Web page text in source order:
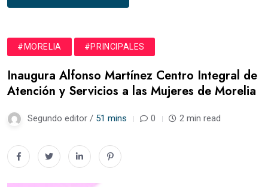
#MORELIA #PRINCIPALES
Inaugura Alfonso Martínez Centro Integral de
Atención y Servicios a las Mujeres de Morelia
Segundo editor / 51 mins 0 2 min read